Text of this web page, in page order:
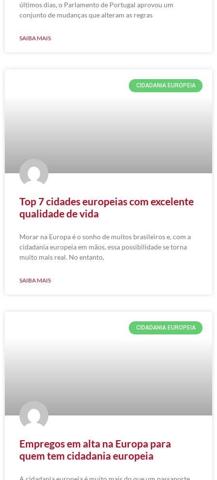
últimos dias, o Parlamento de Portugal aprovou um
conjunto de mudanças que alteram as regras
SAIBA MAIS
CIDADANIA EUROPEIA
Top 7 cidades europeias com excelente
qualidade de vida
Morar na Europa é o sonho de muitos brasileiros e, com a
cidadania europeia em mãos, essa possibilidade se torna
muito mais real. No entanto,
SAIBA MAIS
CIDADANIA EUROPEIA
Empregos em alta na Europa para
quem tem cidadania europeia